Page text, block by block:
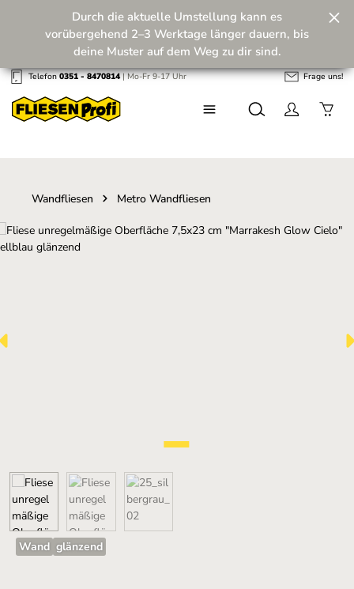
Zum Hauptinhalt springen
Zukunft! 💪
Durch die aktuelle Umstellung kann es
vorübergehend 2–3 Werktage länger dauern, bis
deine Muster auf dem Weg zu dir sind.
Telefon0351 - 8470814| Mo-Fr 9-17 Uhr Frage uns!
Wandfliesen Metro Wandfliesen
Bildergalerie überspringen
Wand glänzend